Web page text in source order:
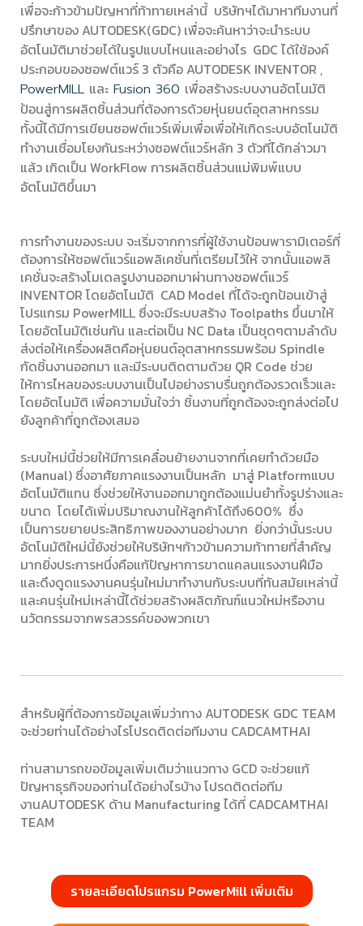
เพื่อจะก้าวข้ามปัญหาที่ท้าทายเหล่านี้ บริษัทฯได้มาหาทีมงานที่
ปรึกษาของ AUTODESK(GDC) เพื่อจะค้นหาว่าจะนำระบบ
อัตโนมัติมาช่วยได้ในรูปแบบไหนและอย่างไร GDC ได้ใช้องค์
ประกอบของซอฟต์แวร์ 3 ตัวคือ AUTODESK INVENTOR ,
PowerMILL และ Fusion 360 เพื่อสร้างระบบงานอัตโนมัติ
ป้อนสู่การผลิตชิ้นส่วนที่ต้องการด้วยหุ่นยนต์อุตสาหกรรม
ทั้งนี้ได้มีการเขียนซอฟต์แวร์เพิ่มเพื่อเพื่อให้เกิดระบบอัตโนมัติ
ทำงานเชื่อมโยงกันระหว่างซอฟต์แวร์หลัก 3 ตัวที่ได้กล่าวมา
แล้ว เกิดเป็น WorkFlow การผลิตชิ้นส่วนแม่พิมพ์แบบ
อัตโนมัติขึ้นมา
การทำงานของระบบ จะเริ่มจากการที่ผู้ใช้งานป้อนพารามิเตอร์ที่
ต้องการให้ซอฟต์แวร์แอพลิเคชั่นที่เตรียมไว้ให้ จากนั้นแอพลิ
เคชั่นจะสร้างโมเดลรูปงานออกมาผ่านทางซอฟต์แวร์
INVENTOR โดยอัตโนมัติ CAD Model ที่ได้จะถูกป้อนเข้าสู่
โปรแกรม PowerMILL ซึ่งจะมีระบบสร้าง Toolpaths ขึ้นมาให้
โดยอัตโนมัติเช่นกัน และต่อเป็น NC Data เป็นชุดๆตามลำดับ
ส่งต่อให้เครื่องผลิตคือหุ่นยนต์อุตสาหกรรมพร้อม Spindle
กัดชิ้นงานออกมา และมีระบบติดตามด้วย QR Code ช่วย
ให้การไหลของระบบงานเป็นไปอย่างราบรื่นถูกต้องรวดเร็วและ
โดยอัตโนมัติ เพื่อความมั่นใจว่า ชิ้นงานที่ถูกต้องจะถูกส่งต่อไป
ยังลูกค้าที่ถูกต้องเสมอ
ระบบใหม่นี้ช่วยให้มีการเคลื่อนย้ายงานจากที่เคยทำด้วยมือ
(Manual) ซึ่งอาศัยภาคแรงงานเป็นหลัก มาสู่ Platformแบบ
อัตโนมัติแทน ซึ่งช่วยให้งานออกมาถูกต้องแม่นยำทั้งรูปร่างและ
ขนาด โดยได้เพิ่มปริมาณงานให้ลูกค้าได้ถึง600% ซึ่ง
เป็นการขยายประสิทธิภาพของงานอย่างมาก ยิ่งกว่านั้นระบบ
อัตโนมัติใหม่นี้ยังช่วยให้บริษัทฯก้าวข้ามความท้าทายที่สำคัญ
มากยิ่งประการหนึ่งคือแก้ปัญหาการขาดแคลนแรงงานฝีมือ
และดึงดูดแรงงานคนรุ่นใหม่มาทำงานกับระบบที่ทันสมัยเหล่านี้
และคนรุ่นใหม่เหล่านี้ได้ช่วยสร้างผลิตภัณฑ์แนวใหม่หรืองาน
นวัตกรรมจากพรสวรรค์ของพวกเขา
สำหรับผู้ที่ต้องการข้อมูลเพิ่มว่าทาง AUTODESK GDC TEAM
จะช่วยท่านได้อย่างไรโปรดติดต่อทีมงาน CADCAMTHAI
ท่านสามารถขอข้อมูลเพิ่มเติมว่าแนวทาง GCD จะช่วยแก้
ปัญหาธุรกิจของท่านได้อย่างไรบ้าง โปรดติดต่อทีม
งานAUTODESK ด้าน Manufacturingได้ที่ CADCAMTHAI
TEAM
รายละเอียดโปรแกรม PowerMill เพิ่มเติม